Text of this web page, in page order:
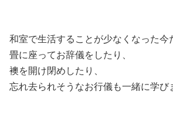
和室で生活することが少なくなった今
畳に座ってお辞儀をしたり、
襖を開け閉めしたり、
忘れ去られそうなお行儀も一緒に学び